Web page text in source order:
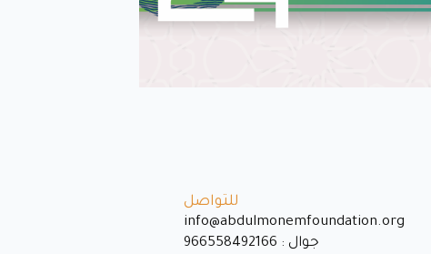
للتواصل
info@abdulmonemfoundation.org
جوال : 966558492166